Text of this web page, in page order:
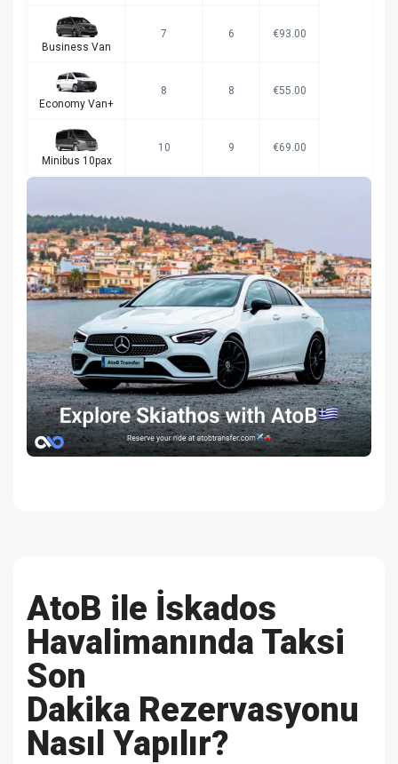
Business Van
7 6 €93.00
Economy Van+
8 8 €55.00
Minibus 10pax
10 9 €69.00
AtoB ile İskados
Havalimanında Taksi
Son
Dakika Rezervasyonu
Nasıl Yapılır?